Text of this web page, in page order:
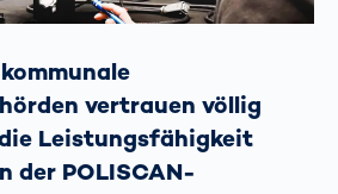
vertrauen völlig
Leistungsfähigkeit
der POLISCAN-